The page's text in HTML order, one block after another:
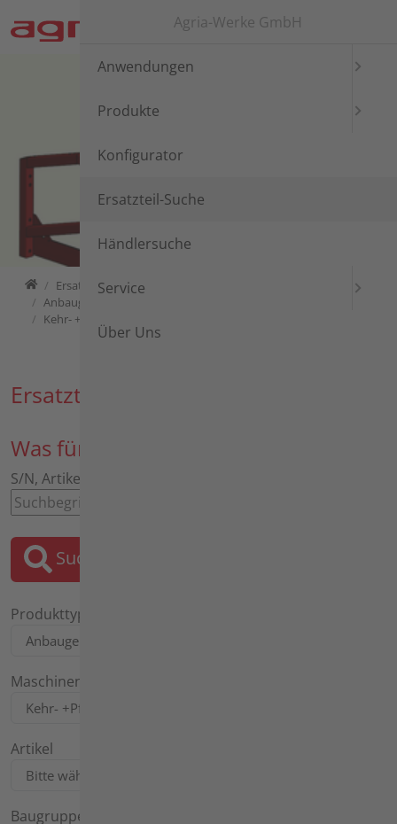
HomeErsatzteil-SucheErsatzteil-Suche
Anbaugeräte für Grundstücks- und Wegepflege
Kehr- +Pflegegerät 6194 ...
Ersatzteil-Suche
Was für ein Ersatzteil suchen Sie?
S/N, Artikel, Bezeichnung, Motor, Tafel
Suchen
Produkttyp
Maschinentyp
Artikel
Baugruppe
Agria-Werke GmbH
Anwendungen
Produkte
Konfigurator
Ersatzteil-Suche
Händlersuche
Service
Über Uns